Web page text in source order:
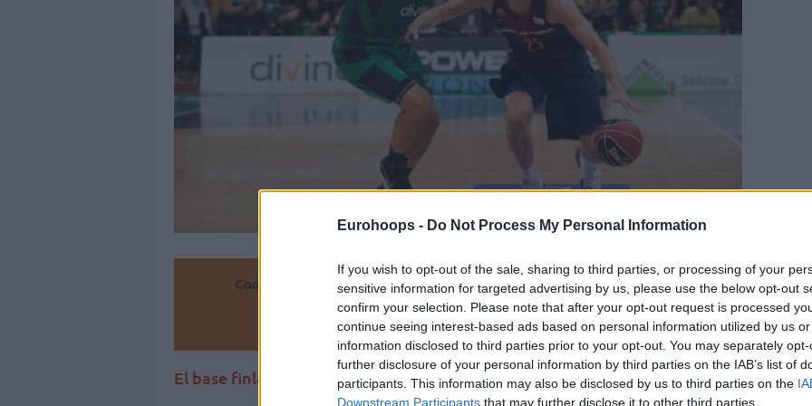
Eurohoops - Do Not Process My Personal Information
If you wish to opt-out of the sale, sharing to third parties, or processing of your
sensitive information for targeted advertising by us, please use the below opt-out
confirm your selection. Please note that after your opt-out request is processed
continue seeing interest-based ads based on personal information utilized by us
information disclosed to third parties prior to your opt-out. You may separately
further disclosure of your personal information by third parties on the IAB’s list of
participants. This information may also be disclosed by us to third parties on the
Downstream Participants that may further disclose it to other third parties.
Convierte en tu página de noticias de baloncesto.
Añade Eurohoops a Google
El base finlandés deja al Barcelona Lassa y se incorpora al Bayern.